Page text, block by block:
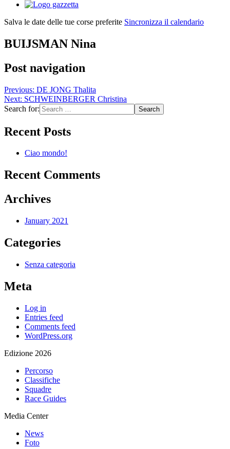
Salva le date delle tue corse preferite Sincronizza il calendario
BUIJSMAN Nina
Post navigation
Previous: DE JONG Thalita
Next: SCHWEINBERGER Christina
Search for:
Recent Posts
Ciao mondo!
Recent Comments
Archives
January 2021
Categories
Senza categoria
Meta
Log in
Entries feed
Comments feed
WordPress.org
Edizione 2026
Percorso
Classifiche
Squadre
Race Guides
Media Center
News
Foto